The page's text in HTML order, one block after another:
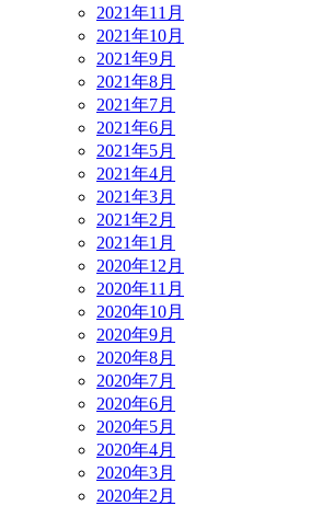
2021年11月
2021年10月
2021年9月
2021年8月
2021年7月
2021年6月
2021年5月
2021年4月
2021年3月
2021年2月
2021年1月
2020年12月
2020年11月
2020年10月
2020年9月
2020年8月
2020年7月
2020年6月
2020年5月
2020年4月
2020年3月
2020年2月